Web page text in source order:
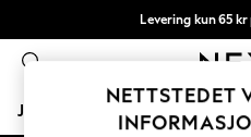
Levering kun 65
Vi betaler
JENTER GUTTER BABY
An error occurred on client
Våre
NETTSTEDET